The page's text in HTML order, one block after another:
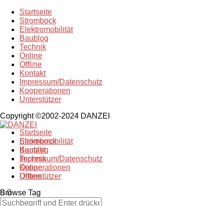
Startseite
Strombock
Elektromobilität
Baublog
Technik
Online
Offline
Kontakt
Impressum/Datenschutz
Kooperationen
Unterstützer
Copyright ©2002-2024 DANZEI
Startseite
Strombock
Kontakt
Impressum/Datenschutz
Kooperationen
Unterstützer
Elektromobilität
Baublog
Technik
Online
Offline
Browse Tag